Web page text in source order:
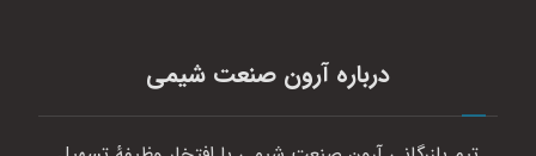
درباره آرون صنعت شیمی